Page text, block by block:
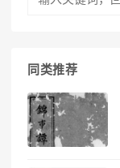
同类推荐